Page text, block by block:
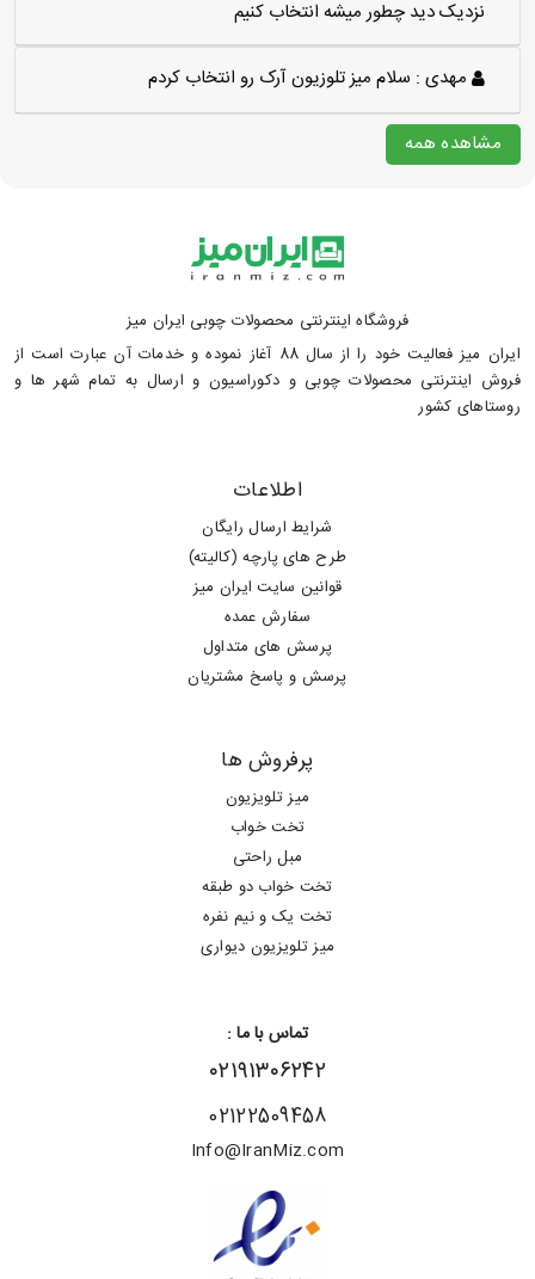
نزدیک دید چطور میشه انتخاب کنیم
مهدی : سلام میز تلوزیون آرک رو انتخاب کردم
مشاهده همه
فروشگاه اینترنتی محصولات چوبی ایران میز
ایران میز فعالیت خود را از سال 88 آغاز نموده و خدمات آن عبارت است از
فروش اینترنتی محصولات چوبی و دکوراسیون و ارسال به تمام شهر ها و
روستاهای کشور
اطلاعات
شرایط ارسال رایگان
طرح های پارچه (کالیته)
قوانین سایت ایران میز
سفارش عمده
پرسش های متداول
پرسش و پاسخ مشتریان
پرفروش ها
میز تلویزیون
تخت خواب
مبل راحتی
تخت خواب دو طبقه
تخت یک و نیم نفره
میز تلویزیون دیواری
تماس با ما :
۰۲۱۹۱۳۰۶۲۴۲
02122509458
Info@IranMiz.com